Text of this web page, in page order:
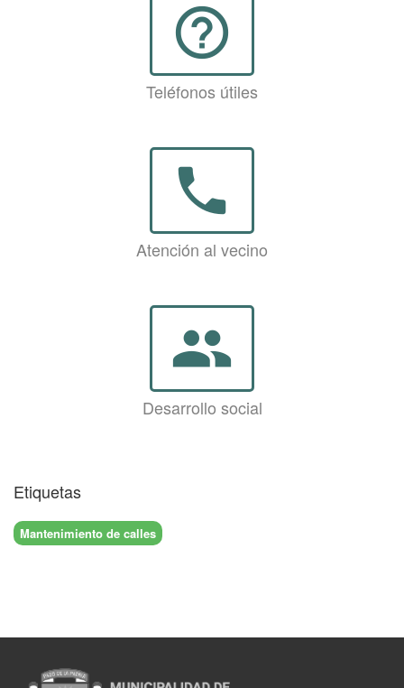
help_outline
Teléfonos útiles
phone
Atención al vecino
group
Desarrollo social
Etiquetas
Mantenimiento de calles